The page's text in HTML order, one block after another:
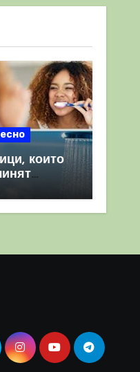
които